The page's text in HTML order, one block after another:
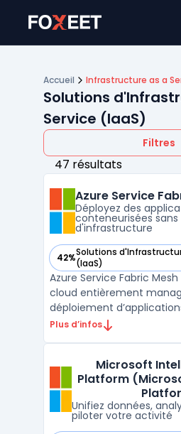
Accueil Infrastructure as a
Solutions
Service (IaaS)
Filtres
47 résultats
Azure Service
Déployez des
conteneurisées sans
d'infrastructure
42%Solutions
(IaaS)
— voir Azure Service Fabric
Azure Service Fabric
cloud entièrement
déploiement
accessible sans gestion
équipes IT qui souhaitent
la logique app ...
Plus d’infos
Microsoft
Platform
Unifiez données,
piloter votre activité